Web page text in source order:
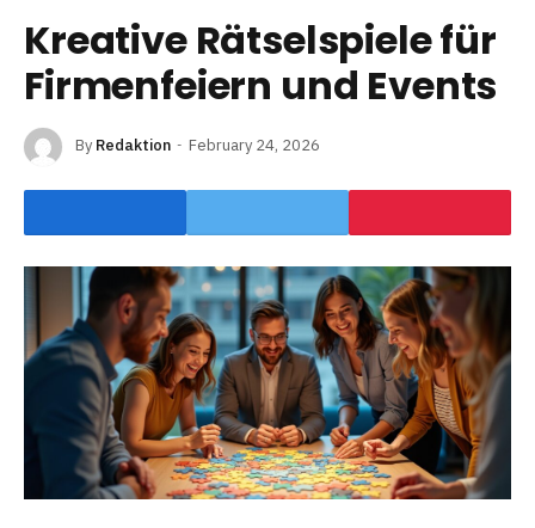
Kreative Rätselspiele für
Firmenfeiern und Events
By Redaktion February 24, 2026